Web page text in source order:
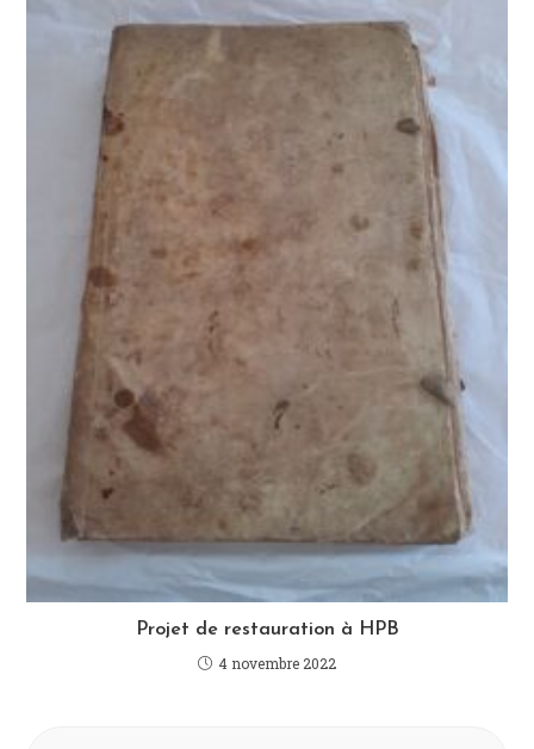
Projet de restauration à HPB
4 novembre 2022